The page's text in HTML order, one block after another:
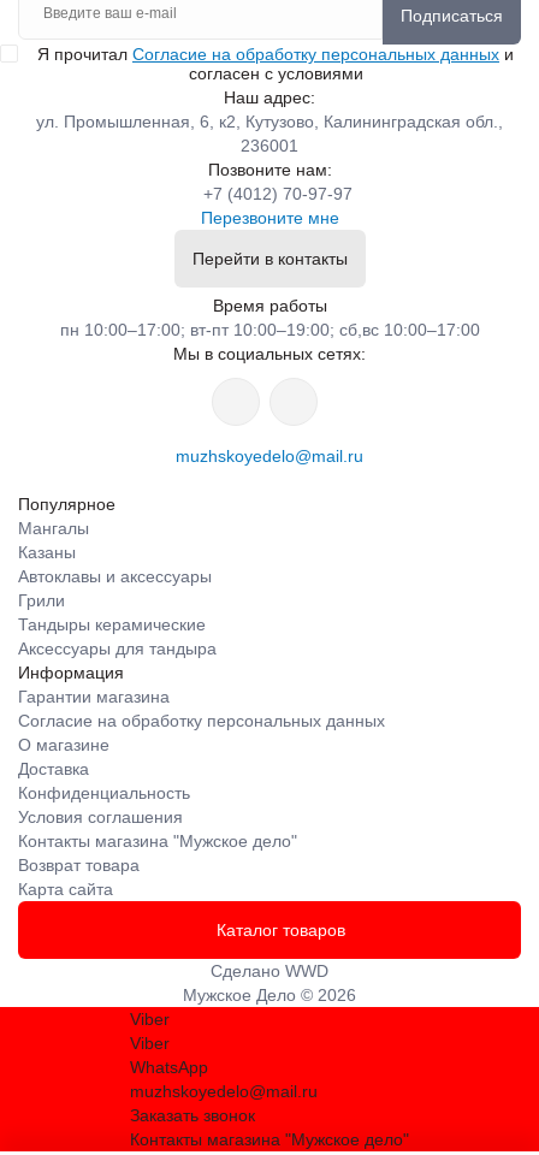
Подписаться
Я прочитал Согласие на обработку персональных данных и
согласен с условиями
Наш адрес:
ул. Промышленная, 6, к2, Кутузово, Калининградская обл.,
236001
Позвоните нам:
+7 (4012) 70-97-97
Перезвоните мне
Перейти в контакты
Время работы
пн 10:00–17:00; вт-пт 10:00–19:00; сб,вс 10:00–17:00
Мы в социальных сетях:
muzhskoyedelo@mail.ru
Популярное
Мангалы
Казаны
Автоклавы и аксессуары
Грили
Тандыры керамические
Аксессуары для тандыра
Информация
Гарантии магазина
Согласие на обработку персональных данных
О магазине
Доставка
Конфиденциальность
Условия соглашения
Контакты магазина "Мужское дело"
Возврат товара
Карта сайта
Каталог товаров
Сделано WWD
Мужское Дело © 2026
Viber
Viber
WhatsApp
muzhskoyedelo@mail.ru
Заказать звонок
Контакты магазина "Мужское дело"